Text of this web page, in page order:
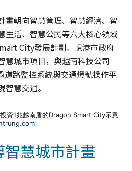
畫朝向智慧管理、智慧經濟、智
生活、智慧公民等六大核心領域
City發展計劃。峴港市政府
慧城市項目，與越南科技公司
道路監控系統與交通燈號操作平
慧交通。
資1兆越南盾的Dragon Smart City示意
智慧城市計畫